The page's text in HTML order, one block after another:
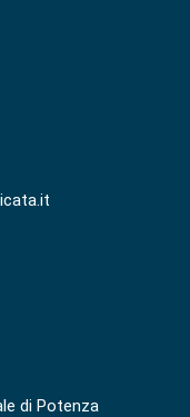
di Potenza